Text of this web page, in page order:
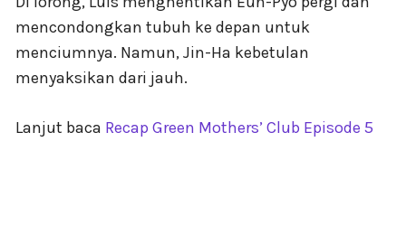
mencondongkan tubuh ke depan untuk
menciumnya. Namun, Jin-Ha kebetulan
menyaksikan dari jauh.
Lanjut baca Recap Green Mothers’ Club Episode 5